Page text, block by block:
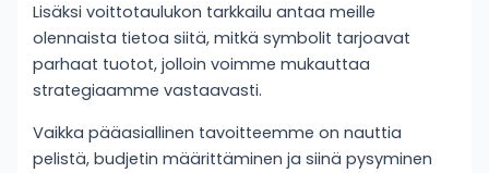
Lisäksi voittotaulukon tarkkailu antaa meille
olennaista tietoa siitä, mitkä symbolit tarjoavat
parhaat tuotot, jolloin voimme mukauttaa
strategiaamme vastaavasti.
Vaikka pääasiallinen tavoitteemme on nauttia
pelistä, budjetin määrittäminen ja siinä pysyminen